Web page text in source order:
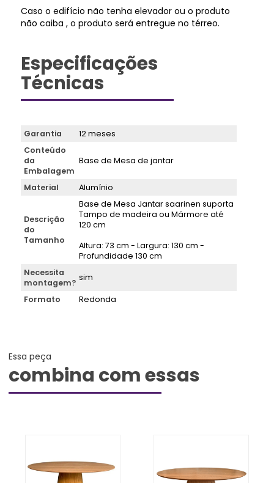
Caso o edifício não tenha elevador ou o produto
não caiba , o produto será entregue no térreo.
Especificações
Técnicas
Garantia
12 meses
Conteúdo
da
Embalagem
Base de Mesa de jantar
Material Alumínio
Descrição
do
Tamanho
Base de Mesa Jantar saarinen suporta
Tampo de madeira ou Mármore até
120 cm
Altura: 73 cm - Largura: 130 cm -
Profundidade 130 cm
Necessita
montagem?
sim
Formato Redonda
Essa peça
combina com essas